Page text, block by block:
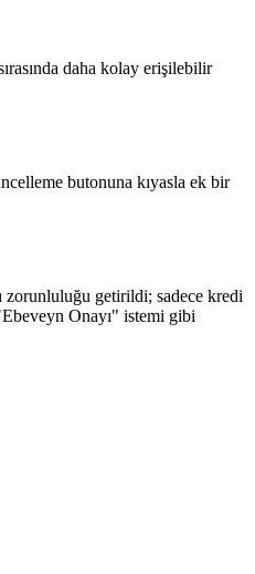
daha kolay erişilebilir
butonuna kıyasla ek bir
zorunluluğu getirildi; sadece kredi
Onayı" istemi gibi